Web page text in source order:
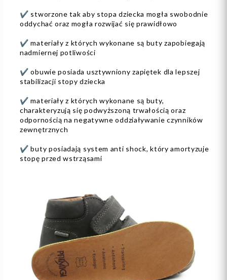
✔️ stworzone tak aby stopa dziecka mogła swobodnie
oddychać oraz mogła rozwijać się prawidłowo
✔️ materiały z których wykonane są buty zapobiegają
nadmiernej potliwości
✔️ obuwie posiada usztywniony zapiętek dla lepszej
stabilizacji stopy dziecka
✔️ materiały z których wykonane są buty,
charakteryzują się podwyższoną trwałością oraz
odpornością na negatywne oddziaływanie czynników
zewnętrznych
✔️ buty posiadają system anti shock, który amortyzuje
stopę przed wstrząsami